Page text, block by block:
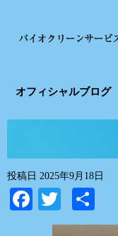
オフィシャルブログ
投稿日 2025年9月18日
Facebook
Twitter
有